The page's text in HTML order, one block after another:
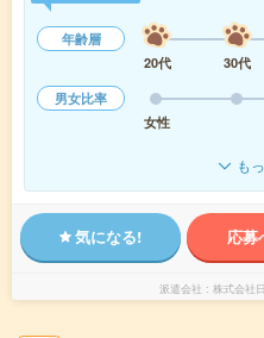
年齢層
20代
30代
男女比率
女性
も
気になる! 応募
派遣会社 株式会社